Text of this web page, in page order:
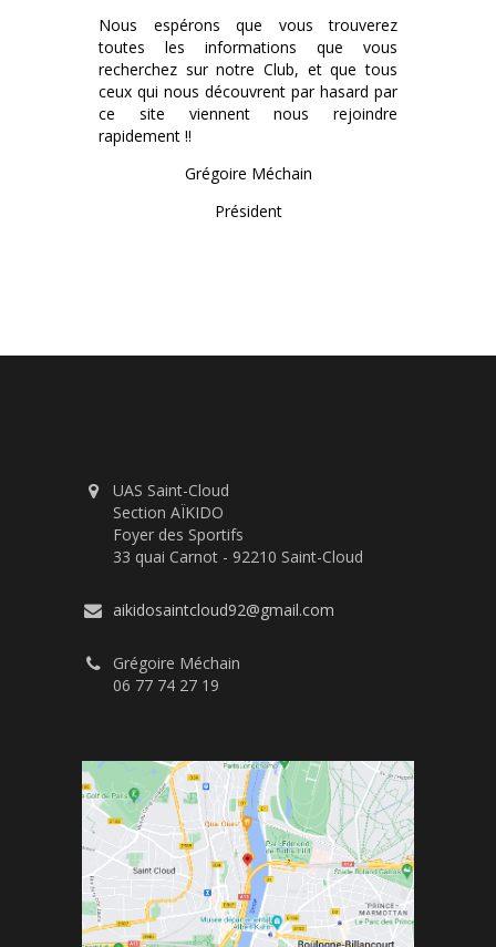
Nous espérons que vous trouverez
toutes les informations que vous
recherchez sur notre Club, et que tous
ceux qui nous découvrent par hasard par
ce site viennent nous rejoindre
rapidement !!
Grégoire Méchain
Président
UAS Saint-Cloud
Section AÏKIDO
Foyer des Sportifs
33 quai Carnot - 92210 Saint-Cloud
aikidosaintcloud92@gmail.com
Grégoire Méchain
06 77 74 27 19